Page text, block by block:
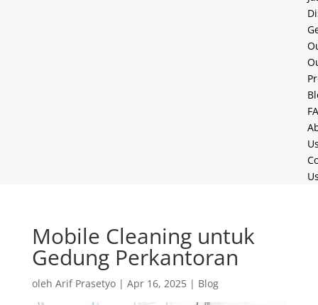
Mobile Cleaning untuk
Gedung Perkantoran
oleh Arif Prasetyo| Apr 16, 2025| Blog